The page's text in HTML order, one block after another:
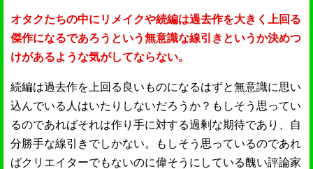
オタクたちの中にリメイクや続編は過去作を大きく上回る
傑作になるであろうという無意識な線引きというか決めつ
けがあるような気がしてならない。
続編は過去作を上回る良いものになるはずと無意識に思い
込んでいる人はいたりしないだろうか？もしそう思ってい
るのであればそれは作り手に対する過剰な期待であり、自
分勝手な線引きでしかない。もしそう思っているのであれ
ばクリエイターでもないのに偉そうにしている醜い評論家